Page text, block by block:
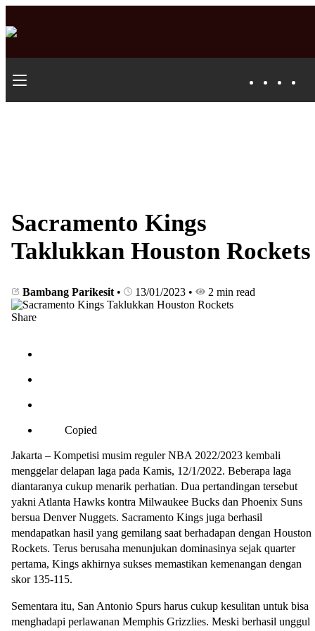
Sacramento Kings
Taklukkan Houston Rockets
Bambang Parikesit • 13/01/2023 • 2 min read
Share
Copied
Jakarta – Kompetisi musim reguler NBA 2022/2023 kembali
menggelar delapan laga pada Kamis, 12/1/2022. Beberapa laga
diantaranya cukup menarik perhatian. Dua pertandingan tersebut
yakni Atlanta Hawks kontra Milwaukee Bucks dan Phoenix Suns
bersua Denver Nuggets. Sacramento Kings juga berhasil
mendapatkan hasil yang gemilang saat berhadapan dengan Houston
Rockets. Terus berusaha menunjukan dominasinya sejak quarter
pertama, Kings akhirnya sukses memastikan kemenangan dengan
skor 135-115.
Sementara itu, San Antonio Spurs harus cukup kesulitan untuk bisa
menghadapi perlawanan Memphis Grizzlies. Meski berhasil unggul